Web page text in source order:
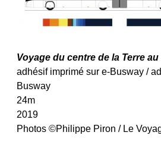
Voyage du centre de la Terre
adhésif imprimé sur e-Busway /
Busway
24m
2019
Photos ©Philippe Piron / Le